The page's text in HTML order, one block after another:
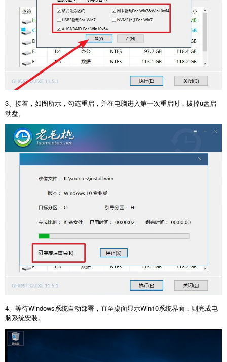
3、接着，如图所示，勾选重启，并在电脑进入第一次重启时，拔掉u盘启
动盘。
4、等待Windows系统自动部署，直至桌面显示Win10系统界面，则完成电
脑系统安装。